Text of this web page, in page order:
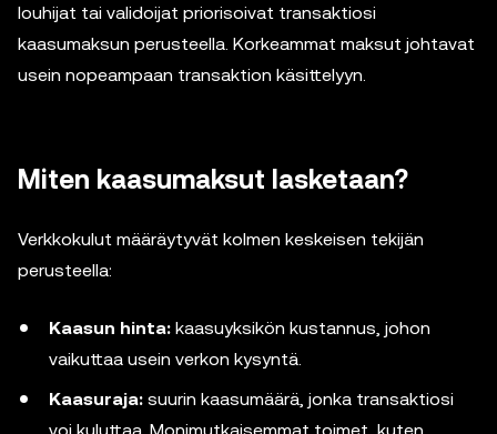
louhijat tai validoijat priorisoivat transaktiosi
kaasumaksun perusteella. Korkeammat maksut johtavat
usein nopeampaan transaktion käsittelyyn.
Miten kaasumaksut lasketaan?
Verkkokulut määräytyvät kolmen keskeisen tekijän
perusteella:
Kaasun hinta: kaasuyksikön kustannus, johon
vaikuttaa usein verkon kysyntä.
Kaasuraja: suurin kaasumäärä, jonka transaktiosi